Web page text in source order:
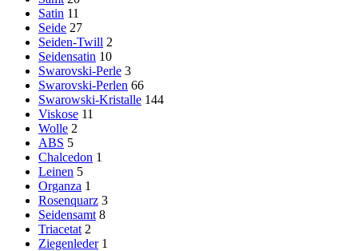
Satin 11
Seide 27
Seiden-Twill 2
Seidensatin 10
Swarovski-Perle 3
Swarovski-Perlen 66
Swarowski-Kristalle 144
Viskose 11
Wolle 2
ABS 5
Chalcedon 1
Leinen 5
Organza 1
Rosenquarz 3
Seidensamt 8
Triacetat 2
Ziegenleder 1